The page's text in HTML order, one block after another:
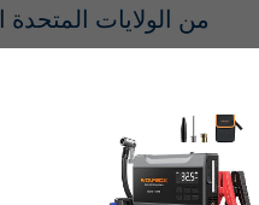
من الولايات المتحدة